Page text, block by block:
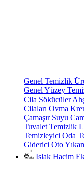
Genel Temizlik
Genel Yüzey
Cila Sökücüler
Cilaları Ovma
Çamaşır Suyu
Tuvalet Temizlik
Temizleyici Oda
Giderici Oto
Islak Hacim